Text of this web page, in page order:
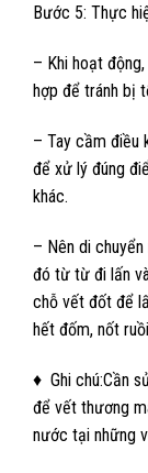
Bước 5: Thực
– Khi hoạt
hợp để tránh bị
– Tay cầm điều
để xử lý đúng
khác.
– Nên di
đó từ từ đi lấn
chỗ vết đốt để
hết đốm, nốt
♦ Ghi chú:Cần
để vết thương
nước tại những